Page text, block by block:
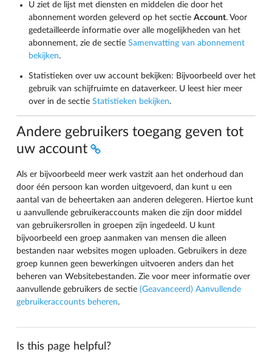
U ziet de lijst met diensten en middelen die door het
abonnement worden geleverd op het sectie Account. Voor
gedetailleerde informatie over alle mogelijkheden van het
abonnement, zie de sectie Samenvatting van abonnement
bekijken.
Statistieken over uw account bekijken: Bijvoorbeeld over het
gebruik van schijfruimte en dataverkeer. U leest hier meer
over in de sectie Statistieken bekijken.
Andere gebruikers toegang geven tot
uw account
Als er bijvoorbeeld meer werk vastzit aan het onderhoud dan
door één persoon kan worden uitgevoerd, dan kunt u een
aantal van de beheertaken aan anderen delegeren. Hiertoe kunt
u aanvullende gebruikeraccounts maken die zijn door middel
van gebruikersrollen in groepen zijn ingedeeld. U kunt
bijvoorbeeld een groep aanmaken van mensen die alleen
bestanden naar websites mogen uploaden. Gebruikers in deze
groep kunnen geen bewerkingen uitvoeren anders dan het
beheren van Websitebestanden. Zie voor meer informatie over
aanvullende gebruikers de sectie (Geavanceerd) Aanvullende
gebruikeraccounts beheren.
Is this page helpful?